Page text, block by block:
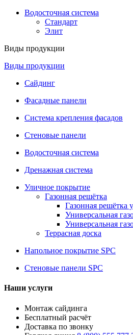
Водосточная система
Стандарт
Элит
Виды продукции
Виды продукции
Сайдинг
Фасадные панели
Система крепления фасадов
Стеновые панели
Водосточная система
Дренажная система
Уличное покрытие
Газонная решётка
Газонная решётка
Универсальная
Универсальная
Террасная доска
Напольное покрытие SPC
Стеновые панели SPC
Наши услуги
Монтаж сайдинга
Бесплатный расчёт
Доставка по звонку